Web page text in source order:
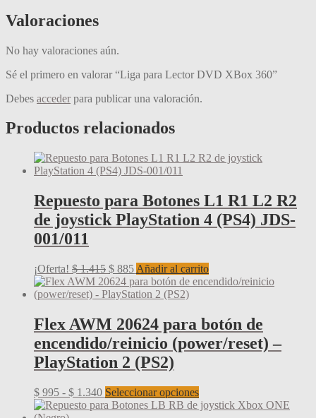
Valoraciones
No hay valoraciones aún.
Sé el primero en valorar “Liga para Lector DVD XBox 360”
Debes acceder para publicar una valoración.
Productos relacionados
Repuesto para Botones L1 R1 L2 R2
de joystick PlayStation 4 (PS4) JDS-
001/011
¡Oferta! $1.415 El
precio
original
$ 1.415.
$ 885El
precio
actual
$ 885.
Añadir al carrito
Flex AWM 20624 para botón de
encendido/reinicio (power/reset) –
PlayStation 2 (PS2)
$ 995 - $ 1.340Rango
de
Seleccionar opcionesEste
producto